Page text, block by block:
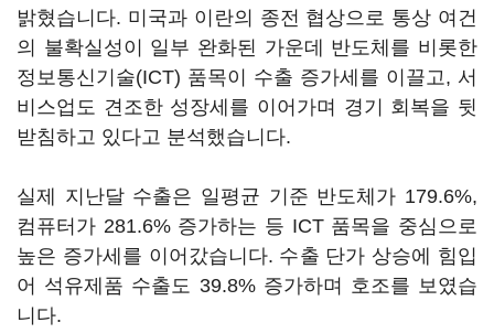
밝혔습니다. 미국과 이란의 종전 협상으로 통상 여건
의 불확실성이 일부 완화된 가운데 반도체를 비롯한
정보통신기술(ICT) 품목이 수출 증가세를 이끌고, 서
비스업도 견조한 성장세를 이어가며 경기 회복을 뒷
받침하고 있다고 분석했습니다.
실제 지난달 수출은 일평균 기준 반도체가 179.6%,
컴퓨터가 281.6% 증가하는 등 ICT 품목을 중심으로
높은 증가세를 이어갔습니다. 수출 단가 상승에 힘입
어 석유제품 수출도 39.8% 증가하며 호조를 보였습
니다.